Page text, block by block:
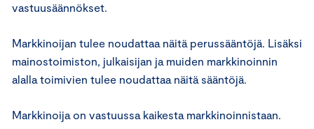
vastuusäännökset.
Markkinoijan tulee noudattaa näitä perussääntöjä. Lisäksi
mainostoimiston, julkaisijan ja muiden markkinoinnin
alalla toimivien tulee noudattaa näitä sääntöjä.
Markkinoija on vastuussa kaikesta markkinoinnistaan.